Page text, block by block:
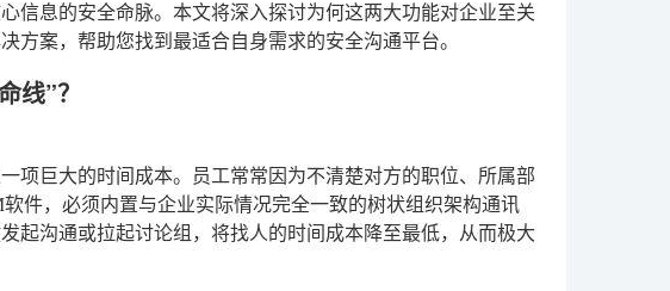
信息的安全命脉。本文将深入探讨为何这两大功能对企业至关
方案，帮助您找到最适合自身需求的安全沟通平台。
线”？
项巨大的时间成本。员工常常因为不清楚对方的职位、所属部
件，必须内置与企业实际情况完全一致的树状组织架构通讯
起沟通或拉起讨论组，将找人的时间成本降至最低，从而极大